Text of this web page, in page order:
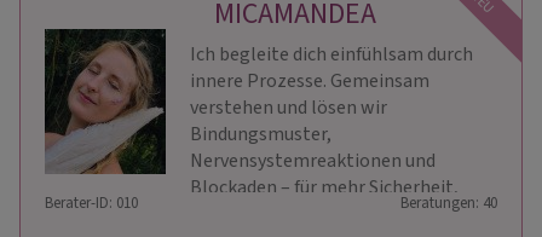
MICAMANDEA
Ich begleite dich einfühlsam durch
innere Prozesse. Gemeinsam
verstehen und lösen wir
Bindungsmuster,
Nervensystemreaktionen und
Blockaden – für mehr Sicherheit,
Klarheit und innere Freiheit.
Berater-ID: 010 Beratungen: 40